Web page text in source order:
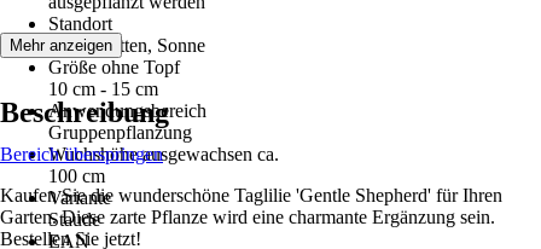
Standort
Halbschatten, Sonne
Größe ohne Topf
10 cm - 15 cm
Anwendungsbereich
Gruppenpflanzung
Wuchshöhe ausgewachsen ca.
100 cm
Variante
Staude
EAN
Mehr anzeigen
Beschreibung
Bereich überspringen
Kaufen Sie die wunderschöne Taglilie 'Gentle Shepherd' für Ihren
Garten. Diese zarte Pflanze wird eine charmante Ergänzung sein.
Bestellen Sie jetzt!